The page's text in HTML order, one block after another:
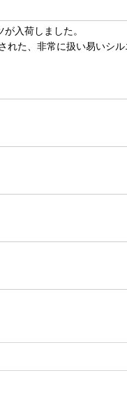
入荷しました。
た、非常に扱い易いシル